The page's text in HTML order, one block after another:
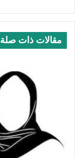
مقالات ذات صلة